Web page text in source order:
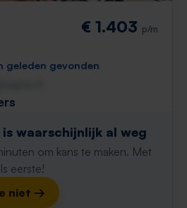
€ 1.403 p/m
geleden gevonden
is waarschijnlijk al weg
om kans te maken. Met
eerste!
niet →